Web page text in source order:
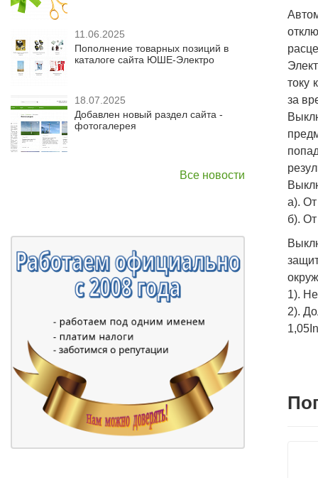
11.06.2025
Пополнение товарных позиций в
каталоге сайта ЮШЕ-Электро
18.07.2025
Добавлен новый раздел сайта -
фотогалерея
Все новости
току
за
а).
б).
1).
2).